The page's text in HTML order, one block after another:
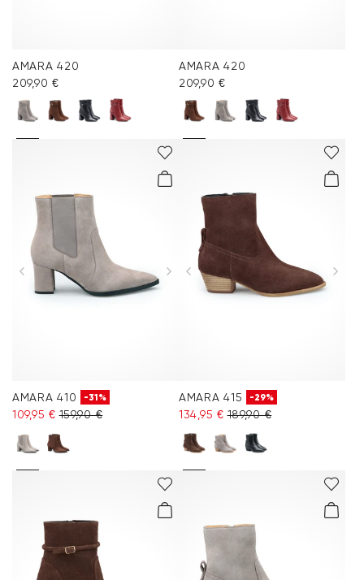
AMARA 420
209,90 €
AMARA 420
209,90 €
AMARA 410 -31%
109,95 € 159,90 €
AMARA 415 -29%
134,95 € 189,90 €